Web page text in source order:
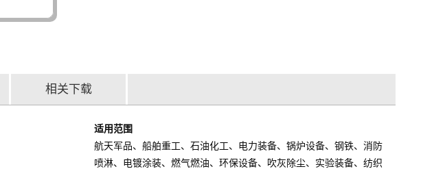
相关下载
适用范围
航天军品、船舶重工、石油化工、电力装备、锅炉设备、钢铁、消防
喷淋、电镀涂装、燃气燃油、环保设备、吹灰除尘、实验装备、纺织